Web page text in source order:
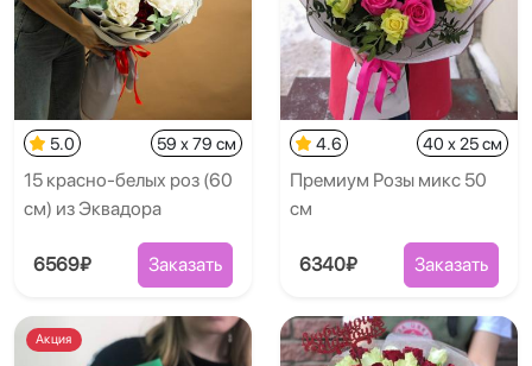
5.0 59 x 79 см
15 красно-белых роз (60
см) из Эквадора
6569₽ Заказать
4.6 40 x 25 см
Премиум Розы микс 50
см
6340₽ Заказать
Акция